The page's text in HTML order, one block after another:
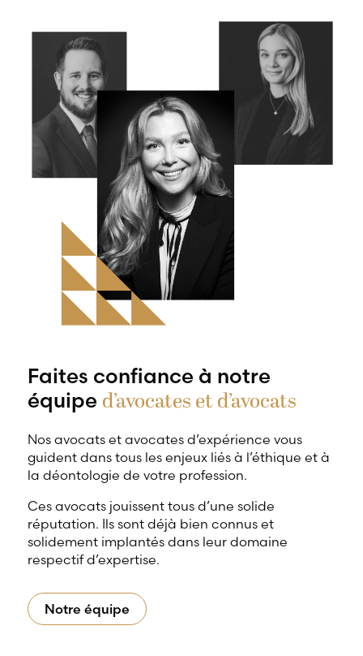
Faites confiance à notre
équipe d’avocates et d’avocats
Nos avocats et avocates d’expérience vous
guident dans tous les enjeux liés à l’éthique et à
la déontologie de votre profession.
Ces avocats jouissent tous d’une solide
réputation. Ils sont déjà bien connus et
solidement implantés dans leur domaine
respectif d’expertise.
Notre équipe